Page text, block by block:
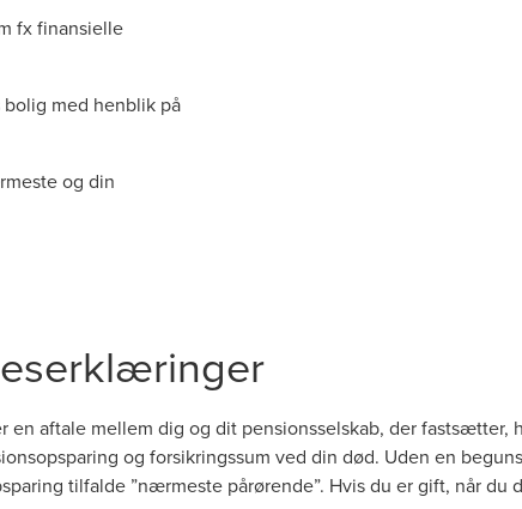
fx finansielle
med henblik på
og din
en aftale mellem dig og dit pensionsselskab, der fastsætter,
og forsikringssum ved din død. Uden en
tilfalde ”nærmeste pårørende”. Hvis du er gift, når